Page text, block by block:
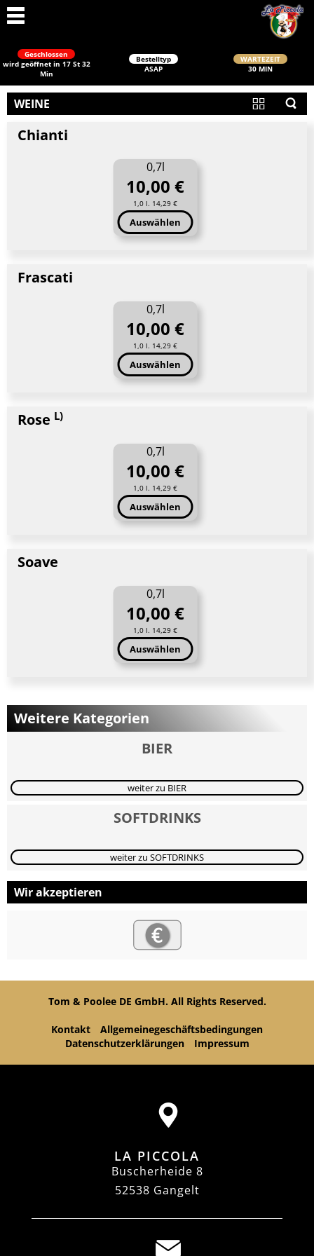
Geschlossen
wird geöffnet in 17 St 32
Min
Bestelltyp
ASAP
WARTEZEIT
30 MIN
WEINE
Chianti
0,7l
10,00 €
1,0 l. 14,29 €
Auswählen
Frascati
0,7l
10,00 €
1,0 l. 14,29 €
Auswählen
Rose L)
0,7l
10,00 €
1,0 l. 14,29 €
Auswählen
Soave
0,7l
10,00 €
1,0 l. 14,29 €
Auswählen
Weitere Kategorien
BIER
weiter zu BIER
SOFTDRINKS
weiter zu SOFTDRINKS
Wir akzeptieren
Tom & Poolee DE GmbH. All Rights Reserved.
Kontakt
Allgemeinegeschäftsbedingungen
Datenschutzerklärungen
Impressum
LA PICCOLA
Buscherheide 8
52538 Gangelt